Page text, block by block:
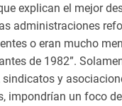
explican el mejor
administraciones
o eran mucho
de 1982”.
y
impondrían un foco